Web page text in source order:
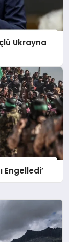
Ukrayna
Engelledi’